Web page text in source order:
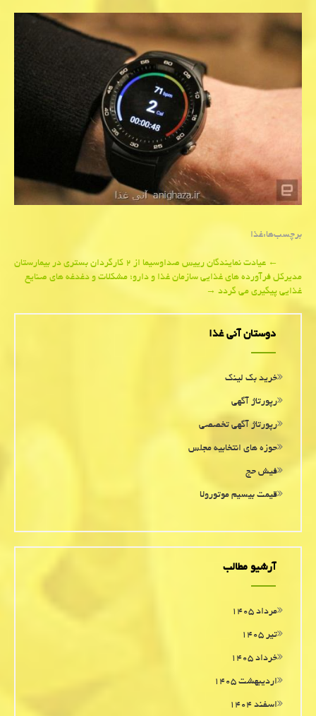
برچسب‌ها:غذا
navigation
←عیادت نمایندگان رییس صداوسیما از ۲ كارگردان بستری در بیمارستان
مدیركل فرآورده های غذایی سازمان غذا و دارو؛ مشكلات و دغدغه های صنایع
غذایی پیگیری می گردد→
دوستان آنی غذا
خرید بک لینک
رپورتاژ آگهی
رپورتاژ آگهی تخصصی
حوزه های انتخابیه مجلس
فیش حج
قیمت بیسیم موتورولا
آرشیو مطالب
مرداد ۱۴۰۵
تیر ۱۴۰۵
خرداد ۱۴۰۵
اردیبهشت ۱۴۰۵
اسفند ۱۴۰۴